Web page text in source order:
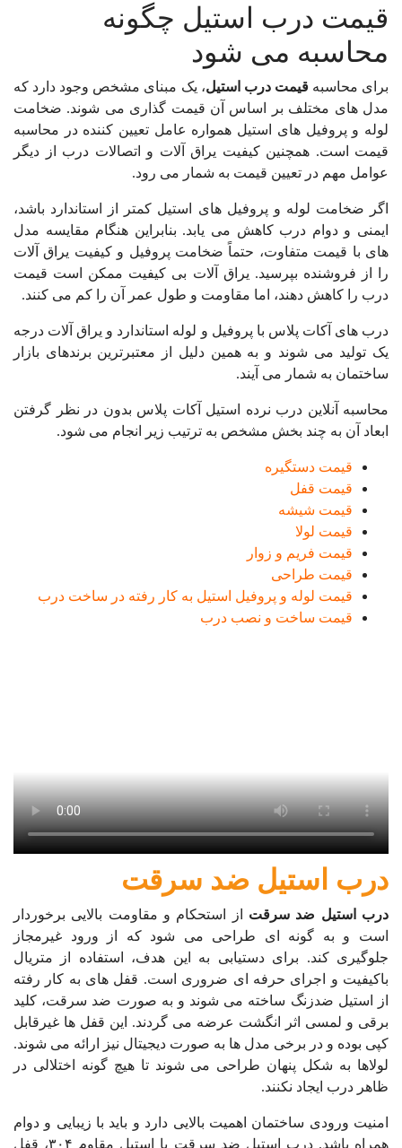
قیمت درب استیل چگونه
محاسبه می شود
برای محاسبهقیمت درب استیل، یک مبنای مشخص وجود دارد که
مدل های مختلف بر اساس آن قیمت گذاری می شوند. ضخامت
لوله و پروفیل های استیل همواره عامل تعیین کننده در محاسبه
قیمت است. همچنین کیفیت یراق آلات و اتصالات درب از دیگر
عوامل مهم در تعیین قیمت به شمار می رود.
اگر ضخامت لوله و پروفیل های استیل کمتر از استاندارد باشد،
ایمنی و دوام درب کاهش می یابد. بنابراین هنگام مقایسه مدل
های با قیمت متفاوت، حتماً ضخامت پروفیل و کیفیت یراق آلات
را از فروشنده بپرسید. یراق آلات بی کیفیت ممکن است قیمت
درب را کاهش دهند، اما مقاومت و طول عمر آن را کم می کنند.
درب های آکات پلاس با پروفیل و لوله استاندارد و یراق آلات درجه
یک تولید می شوند و به همین دلیل از معتبرترین برندهای بازار
ساختمان به شمار می آیند.
محاسبه آنلاین درب نرده استیل آکات پلاس بدون در نظر گرفتن
ابعاد آن به چند بخش مشخص به ترتیب زیر انجام می شود.
قیمت دستگیره
قیمت قفل
قیمت شیشه
قیمت لولا
قیمت فریم و زوار
قیمت طراحی
قیمت لوله و پروفیل استیل به کار رفته در ساخت درب
قیمت ساخت و نصب درب
درب استیل ضد سرقت
درب استیل ضد سرقت از استحکام و مقاومت بالایی برخوردار
است و به گونه ای طراحی می شود که از ورود غیرمجاز
جلوگیری کند. برای دستیابی به این هدف، استفاده از متریال
باکیفیت و اجرای حرفه ای ضروری است. قفل های به کار رفته
از استیل ضدزنگ ساخته می شوند و به صورت ضد سرقت، کلید
برقی و لمسی اثر انگشت عرضه می گردند. این قفل ها غیرقابل
کپی بوده و در برخی مدل ها به صورت دیجیتال نیز ارائه می شوند.
لولاها به شکل پنهان طراحی می شوند تا هیچ گونه اختلالی در
ظاهر درب ایجاد نکنند.
امنیت ورودی ساختمان اهمیت بالایی دارد و باید با زیبایی و دوام
همراه باشد. درب استیل ضد سرقت با استیل مقاوم ۳۰۴، قفل